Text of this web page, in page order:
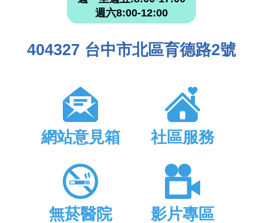
週六8:00-12:00
404327 台中市北區育德路2號
網站意見箱 社區服務
無菸醫院 影片專區